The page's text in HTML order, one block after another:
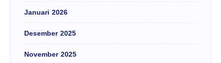
Januari 2026
Desember 2025
November 2025